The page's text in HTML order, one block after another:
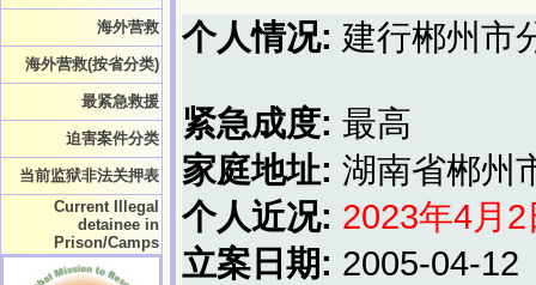
海外营救
海外营救(按省分类)
最紧急救援
迫害案件分类
当前监狱非法关押表
Current Illegal
detainee in
Prison/Camps
个人情况: 建行郴州市
紧急成度: 最高
家庭地址: 湖南省郴州
个人近况: 2023年4月
立案日期: 2005-04-12